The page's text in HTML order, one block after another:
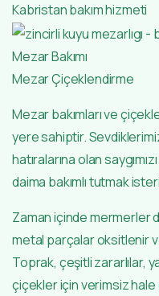
Kabristan bakım hizmeti
Mezar Bakımı
Mezar Çiçeklendirme
Mezar bakımları ve
yere sahiptir.
hatıralarına olan
daima bakımlı tutmak
Zaman içinde mermerler
metal parçalar oksitlenir
Toprak, çeşitli zararlılar,
çiçekler için verimsiz hale